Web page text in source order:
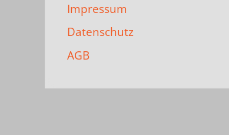
Impressum
Datenschutz
AGB